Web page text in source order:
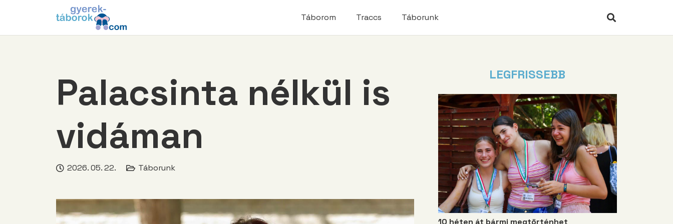
Táborom Traccs Táborunk
Palacsinta nélkül is
vidáman
2026. 05. 22. Táborunk
LEGFRISSEBB